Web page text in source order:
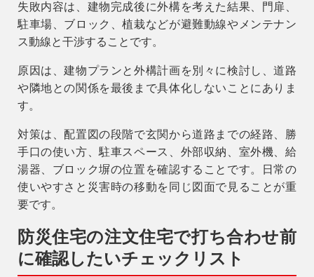
失敗内容は、建物完成後に外構を考えた結果、門扉、
駐車場、ブロック、植栽などが避難動線やメンテナン
ス動線と干渉することです。
原因は、建物プランと外構計画を別々に検討し、道路
や隣地との関係を最後まで具体化しないことにありま
す。
対策は、配置図の段階で玄関から道路までの経路、勝
手口の使い方、駐車スペース、外部収納、室外機、給
湯器、ブロック塀の位置を確認することです。日常の
使いやすさと災害時の移動を同じ図面で見ることが重
要です。
防災住宅の注文住宅で打ち合わせ前
に確認したいチェックリスト